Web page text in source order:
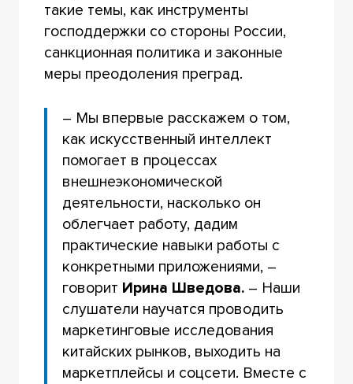
такие темы, как инструменты
господдержки со стороны России,
санкционная политика и законные
меры преодоления преград.
– Мы впервые расскажем о том,
как искусственный интеллект
помогает в процессах
внешнеэкономической
деятельности, насколько он
облегчает работу, дадим
практические навыки работы с
конкретными приложениями, –
говорит Ирина Шведова. – Наши
слушатели научатся проводить
маркетинговые исследования
китайских рынков, выходить на
маркетплейсы и соцсети. Вместе с